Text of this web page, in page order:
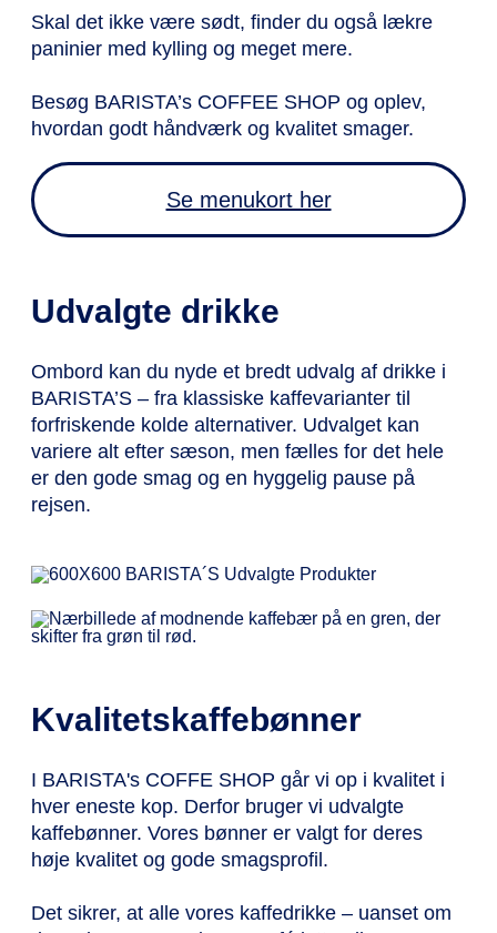
Skal det ikke være sødt, finder du også lækre
paninier med kylling og meget mere.
Besøg BARISTA’s COFFEE SHOP og oplev,
hvordan godt håndværk og kvalitet smager.
Se menukort her
Udvalgte drikke
Ombord kan du nyde et bredt udvalg af drikke i
BARISTA’S – fra klassiske kaffevarianter til
forfriskende kolde alternativer. Udvalget kan
variere alt efter sæson, men fælles for det hele
er den gode smag og en hyggelig pause på
rejsen.
Kvalitetskaffebønner
I BARISTA's COFFE SHOP går vi op i kvalitet i
hver eneste kop. Derfor bruger vi udvalgte
kaffebønner. Vores bønner er valgt for deres
høje kvalitet og gode smagsprofil.
Det sikrer, at alle vores kaffedrikke – uanset om